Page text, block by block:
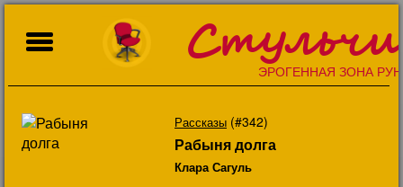
ЭРОГЕННАЯ ЗОНА
Рассказы (#342)
Рабыня долга
Клара Сагуль